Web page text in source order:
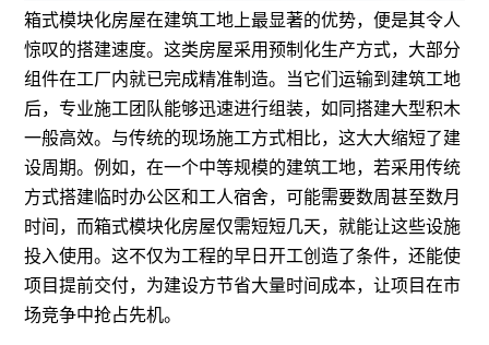
箱式模块化房屋在建筑工地上最显著的优势，便是其令人
惊叹的搭建速度。这类房屋采用预制化生产方式，大部分
组件在工厂内就已完成精准制造。当它们运输到建筑工地
后，专业施工团队能够迅速进行组装，如同搭建大型积木
一般高效。与传统的现场施工方式相比，这大大缩短了建
设周期。例如，在一个中等规模的建筑工地，若采用传统
方式搭建临时办公区和工人宿舍，可能需要数周甚至数月
时间，而箱式模块化房屋仅需短短几天，就能让这些设施
投入使用。这不仅为工程的早日开工创造了条件，还能使
项目提前交付，为建设方节省大量时间成本，让项目在市
场竞争中抢占先机。